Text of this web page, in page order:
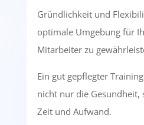
Gründlichkeit und
optimale Umgebung für
Mitarbeiter zu
Ein gut gepflegter
nicht nur die Gesundheit,
Zeit und Aufwand.